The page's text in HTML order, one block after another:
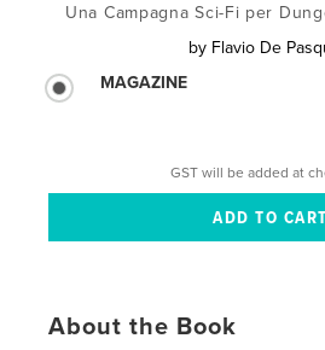
Una Campagna Sci-Fi per
by Flavio De
MAGAZINE
GST will be added at
About the Book